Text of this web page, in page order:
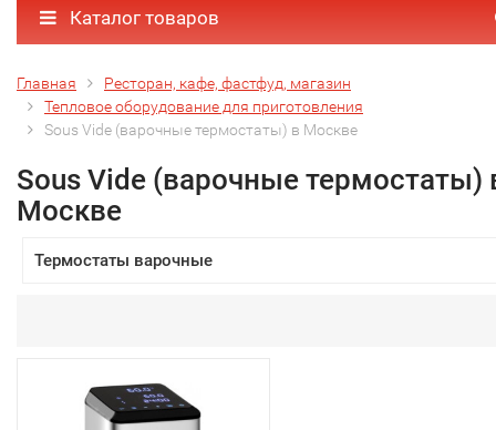
Каталог товаров
Главная
Ресторан, кафе, фастфуд, магазин
Тепловое оборудование для приготовления
Sous Vide (варочные термостаты) в Москве
Sous Vide (варочные термостаты)
Москве
Термостаты варочные